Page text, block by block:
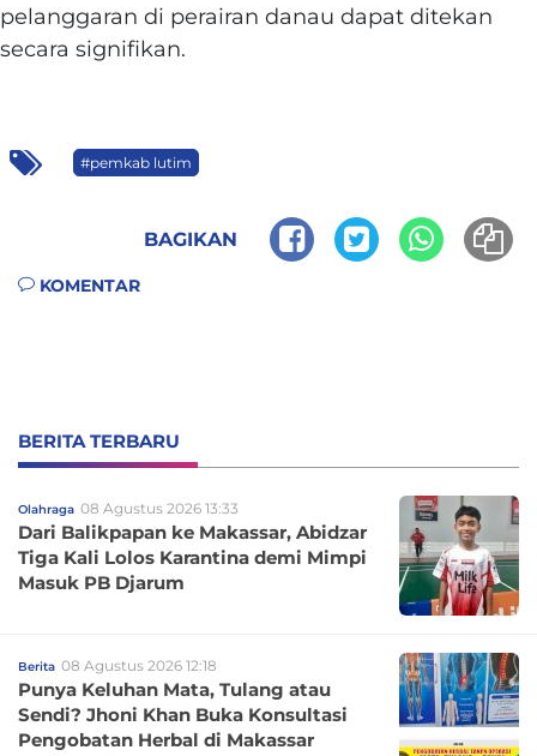
pelanggaran di perairan danau dapat ditekan
secara signifikan.
#pemkab lutim
BAGIKAN
KOMENTAR
BERITA TERBARU
Olahraga 08 Agustus 2026 13:33
Dari Balikpapan ke Makassar, Abidzar
Tiga Kali Lolos Karantina demi Mimpi
Masuk PB Djarum
Berita 08 Agustus 2026 12:18
Punya Keluhan Mata, Tulang atau
Sendi? Jhoni Khan Buka Konsultasi
Pengobatan Herbal di Makassar